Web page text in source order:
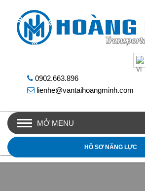
0902.663.896
lienhe@vantaihoangminh.com
MỞ MENU
HỒ SƠ NĂNG LỰC